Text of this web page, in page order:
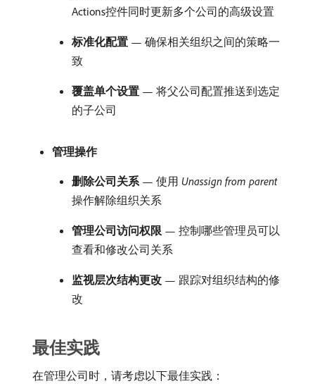
Actions控件同时更新多个公司的高级设置
标准化配置 — 确保相关组织之间的策略一
致
覆盖单个设置 — 将父公司配置推送到选定
的子公司
管理操作
删除公司关系— 使用​ Unassign from parent​
操作解除组织关系
管理公司访问权限 — 控制哪些管理员可以
查看和修改公司关系
监视层次结构更改 — 跟踪对组织结构的修
改
最佳实践
在管理公司时，请考虑以下最佳实践：